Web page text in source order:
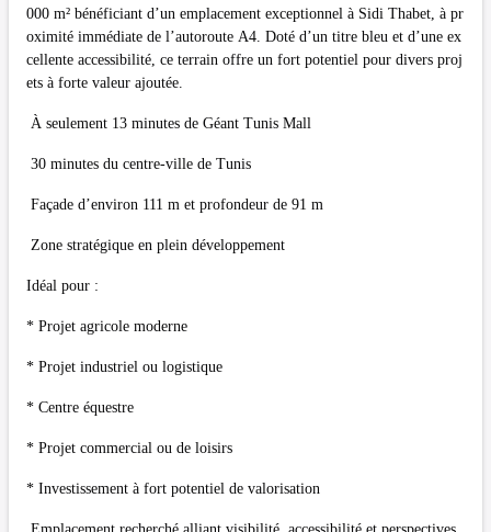
000 m² bénéficiant d’un emplacement exceptionnel à Sidi Thabet, à pr
oximité immédiate de l’autoroute A4. Doté d’un titre bleu et d’une ex
cellente accessibilité, ce terrain offre un fort potentiel pour divers proj
ets à forte valeur ajoutée.
À seulement 13 minutes de Géant Tunis Mall
30 minutes du centre-ville de Tunis
Façade d’environ 111 m et profondeur de 91 m
Zone stratégique en plein développement
Idéal pour :
* Projet agricole moderne
* Projet industriel ou logistique
* Centre équestre
* Projet commercial ou de loisirs
* Investissement à fort potentiel de valorisation